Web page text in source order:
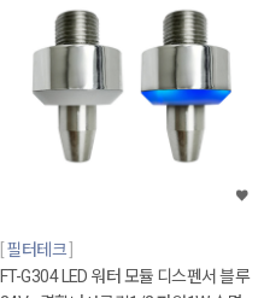
필터테크
FT-G304 LED 워터 모듈 디스펜서 블루